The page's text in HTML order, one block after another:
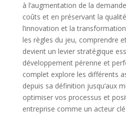
à l’augmentation de la
coûts et en préservant la
l’innovation et la
les règles du jeu, comprendre
devient un levier stratégique
développement pérenne et
complet explore les différents
depuis sa définition jusqu’aux
optimiser vos processus et
entreprise comme un acteur